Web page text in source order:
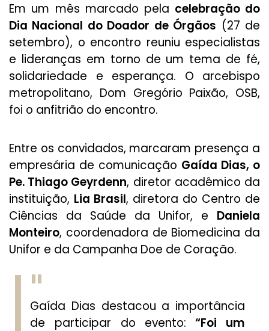
Em um mês marcado pela celebração do
Dia Nacional do Doador de Órgãos (27 de
setembro), o encontro reuniu especialistas
e lideranças em torno de um tema de fé,
solidariedade e esperança. O arcebispo
metropolitano, Dom Gregório Paixão, OSB,
foi o anfitrião do encontro.
Entre os convidados, marcaram presença a
empresária de comunicação Gaída Dias, o
Pe. Thiago Geyrdenn, diretor acadêmico da
instituição, Lia Brasil, diretora do Centro de
Ciências da Saúde da Unifor, e Daniela
Monteiro, coordenadora de Biomedicina da
Unifor e da Campanha Doe de Coração.
Gaída Dias destacou a importância
de participar do evento: “Foi um